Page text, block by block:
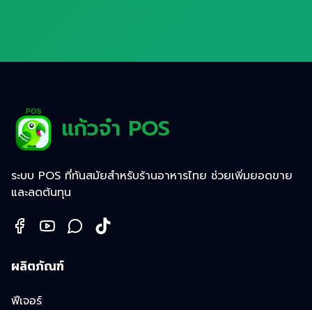
แก้วจ๋า POS
ระบบ POS ที่ทันสมัยสำหรับร้านอาหารไทย ช่วยเพิ่มยอดขาย
และลดต้นทุน
ผลิตภัณฑ์
ฟีเจอร์